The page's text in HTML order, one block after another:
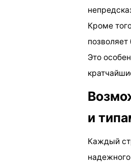
Кроме
Это
и
Каждый